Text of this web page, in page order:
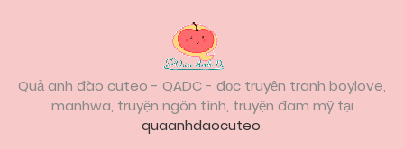
Quả anh đào cuteo - QADC - đọc truyện tranh boylove,
manhwa, truyện ngôn tình, truyện đam mỹ tại
quaanhdaocuteo.